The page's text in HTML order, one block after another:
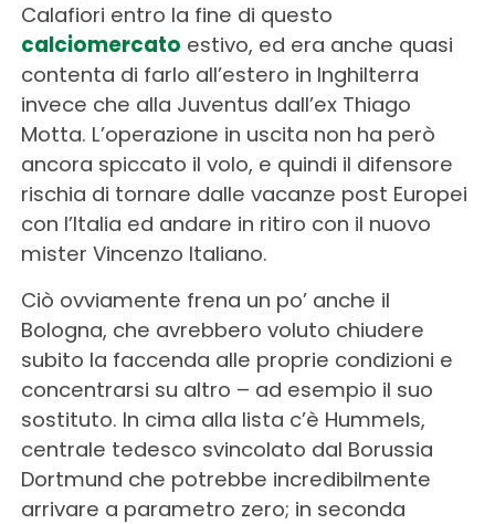
Calafiori entro la fine di questo
calciomercato estivo, ed era anche quasi
contenta di farlo all’estero in Inghilterra
invece che alla Juventus dall’ex Thiago
Motta. L’operazione in uscita non ha però
ancora spiccato il volo, e quindi il difensore
rischia di tornare dalle vacanze post Europei
con l’Italia ed andare in ritiro con il nuovo
mister Vincenzo Italiano.
Ciò ovviamente frena un po’ anche il
Bologna, che avrebbero voluto chiudere
subito la faccenda alle proprie condizioni e
concentrarsi su altro – ad esempio il suo
sostituto. In cima alla lista c’è Hummels,
centrale tedesco svincolato dal Borussia
Dortmund che potrebbe incredibilmente
arrivare a parametro zero; in seconda